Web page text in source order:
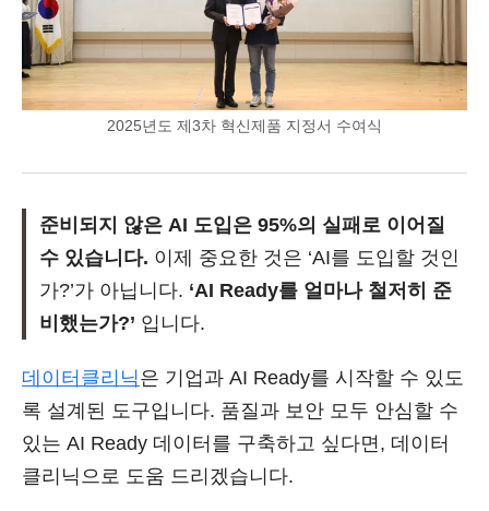
2025년도 제3차 혁신제품 지정서 수여식
준비되지 않은 AI 도입은 95%의 실패로 이어질
수 있습니다. 이제 중요한 것은 ‘AI를 도입할 것인
가?’가 아닙니다. ‘AI Ready를 얼마나 철저히 준
비했는가?’ 입니다.
데이터클리닉은 기업과 AI Ready를 시작할 수 있도
록 설계된 도구입니다. 품질과 보안 모두 안심할 수
있는 AI Ready 데이터를 구축하고 싶다면, 데이터
클리닉으로 도움 드리겠습니다.